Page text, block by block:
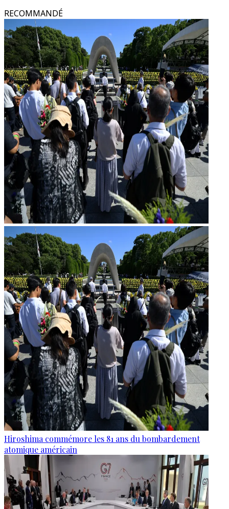
RECOMMANDÉ
Hiroshima commémore les 81 ans du bombardement
atomique américain